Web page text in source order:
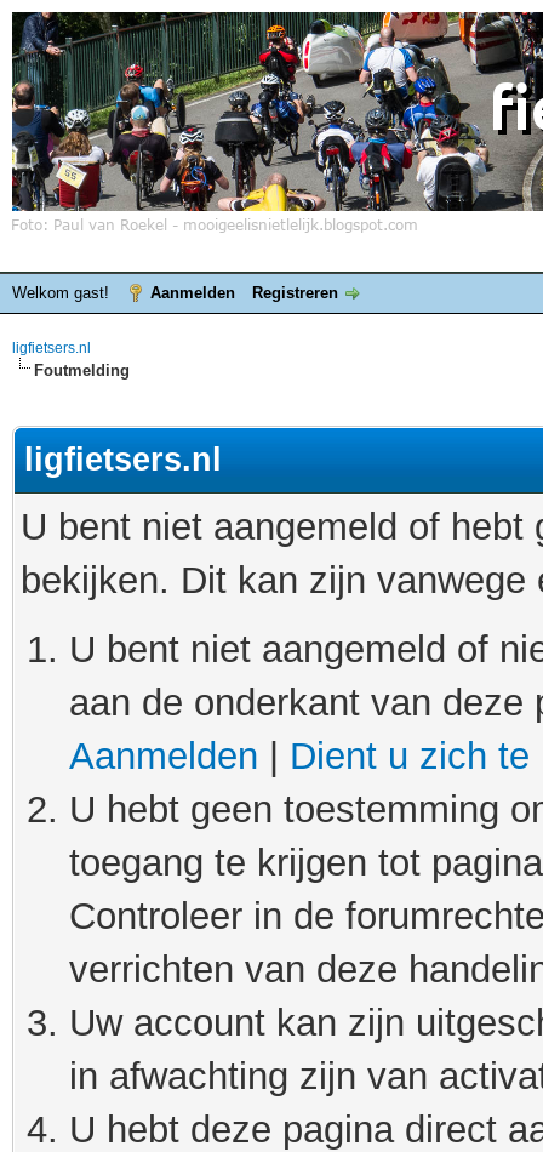
Welkom gast! Aanmelden Registreren
ligfietsers.nl
Foutmelding
ligfietsers.nl
U bent niet aangemeld of
bekijken. Dit kan zijn
U bent niet aangemeld of
aan de onderkant van
Aanmelden
Dient u zich te
U hebt geen toestemming
toegang te krijgen tot
Controleer in de
verrichten van deze
Uw account kan zijn
in afwachting zijn van
U hebt deze pagina direct